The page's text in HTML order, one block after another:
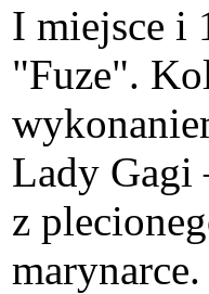
I miejsce i
"Fuze".
Lady Gagi
z